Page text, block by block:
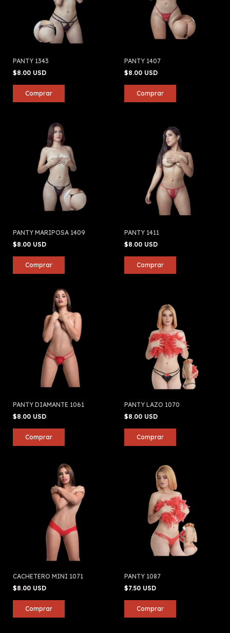
PANTY 1343
$8.00 USD
PANTY 1407
$8.00 USD
PANTY MARIPOSA 1409
$8.00 USD
PANTY 1411
$8.00 USD
PANTY DIAMANTE 1061
$8.00 USD
PANTY LAZO 1070
$8.00 USD
CACHETERO MINI 1071
$8.00 USD
PANTY 1087
$7.50 USD